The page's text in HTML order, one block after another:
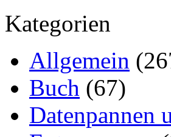
Kategorien
Allgemein
Buch (67)
Datenpannen